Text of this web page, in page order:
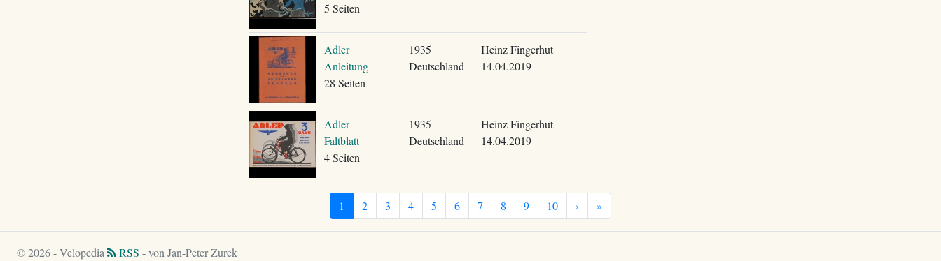
5 Seiten
Adler
Anleitung
28 Seiten
1935
Deutschland
Heinz Fingerhut
14.04.2019
Adler
Faltblatt
4 Seiten
1935
Deutschland
Heinz Fingerhut
14.04.2019
1 2 3 4 5 6 7 8 9 10 › »
© 2026 - Velopedia RSS - von Jan-Peter Zurek